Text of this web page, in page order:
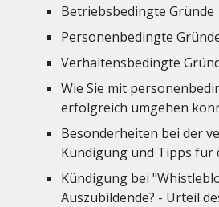
Betriebsbedingte Gründe
Personenbedingte
Verhaltensbedingte
Wie Sie mit
erfolgreich umgehen
Besonderheiten bei der
Kündigung und Tipps für
Kündigung bei
Auszubildende? - Urteil